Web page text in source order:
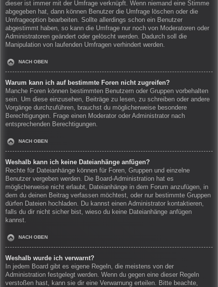
dieser ist immer mit der Umfrage verknüpft. Wenn niemand eine Stimme
abgegeben hat, dann können Benutzer die Umfrage löschen oder die
Umfrageoption bearbeiten. Sollte allerdings schon ein Benutzer
abgestimmt haben, so kann die Umfrage nur noch von Moderatoren oder
Administratoren geändert oder gelöscht werden. Dadurch soll die
Manipulation von laufenden Umfragen verhindert werden.
NACH OBEN
Warum kann ich auf bestimmte Foren nicht zugreifen?
Manche Foren können bestimmten Benutzern oder Gruppen vorbehalten
sein. Um diese einzusehen, Beiträge zu lesen, zu schreiben oder andere
Vorgänge durchzuführen, brauchst du möglicherweise besondere
Berechtigungen. Frage einen Moderator oder Administrator nach
entsprechenden Berechtigungen.
NACH OBEN
Weshalb kann ich keine Dateianhänge anfügen?
Rechte für Dateianhänge können für Foren, Gruppen und einzelne
Benutzer vergeben werden. Die Board-Administration hat es
möglicherweise nicht erlaubt, Dateianhänge in dem Forum anzufügen, in
dem du deinen Beitrag verfassen möchtest, oder nur bestimmte Gruppen
dürfen Dateien hochladen. Du kannst einen Administrator kontaktieren,
falls du dir nicht sicher bist, wieso du keine Dateianhänge anfügen
kannst.
NACH OBEN
Weshalb wurde ich verwarnt?
In jedem Board gibt es eigene Regeln, die meistens von der
Administration festgelegt werden. Wenn du gegen eine dieser Regeln
verstoßen hast, kann sie dir eine Verwarnung erteilen. Bitte beachte,